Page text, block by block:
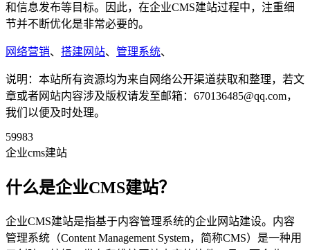
和信息发布等目标。因此，在企业CMS建站过程中，注重细
节并不断优化是非常必要的。
网络营销、 搭建网站、 管理系统、
说明：本站所有资源均为来自网络公开渠道获取和整理，若文
章或者网站内容涉及版权请发至邮箱：670136485@qq.com，
我们以便及时处理。
59983
企业cms建站
什么是企业CMS建站？
企业CMS建站是指基于内容管理系统的企业网站建设。内容
管理系统（Content Management System，简称CMS）是一种用